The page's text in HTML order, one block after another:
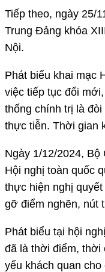
Tiếp theo, ngày 25/
Trung Đảng khóa
Nội.
Phát biểu khai mạc
việc tiếp tục đổi
thống chính trị là
thực tiễn. Thời gian
Ngày 1/12/2024,
Hội nghị toàn quốc
thực hiện nghị
gỡ điểm nghẽn, nút
Phát biểu tại hội
đã là thời điểm, thời
yếu khách quan